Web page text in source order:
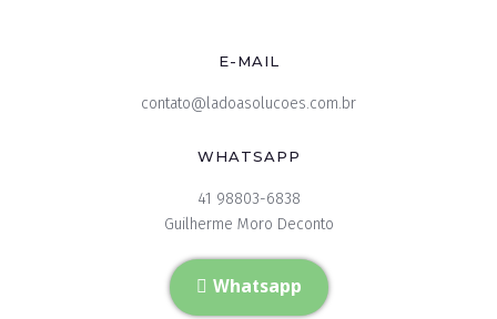
E-MAIL
contato@ladoasolucoes.com.br
WHATSAPP
41 98803-6838
Guilherme Moro Deconto
Whatsapp